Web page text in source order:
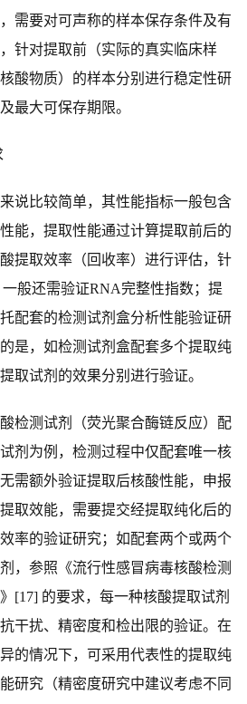
需要对可声称的样本保存条件及有
针对提取前（实际的真实临床样
酸物质）的样本分别进行稳定性研
最大可保存期限。
比较简单，其性能指标一般包含
能，提取性能通过计算提取前后的
提取效率（回收率）进行评估，针
般还需验证RNA完整性指数；提
配套的检测试剂盒分析性能验证研
是，如检测试剂盒配套多个提取纯
取试剂的效果分别进行验证。
测试剂（荧光聚合酶链反应）配
剂为例，检测过程中仅配套唯一核
需额外验证提取后核酸性能，申报
取效能，需要提交经提取纯化后的
率的验证研究；如配套两个或两个
，参照《流行性感冒病毒核酸检测
[17] 的要求，每一种核酸提取试剂
干扰、精密度和检出限的验证。在
的情况下，可采用代表性的提取纯
研究（精密度研究中建议考虑不同